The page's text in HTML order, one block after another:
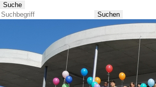
Suche
Suchen